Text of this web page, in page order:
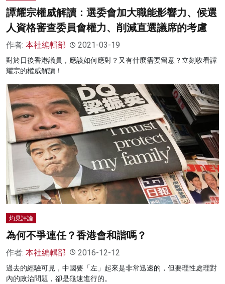
譚耀宗權威解讀：選委會加大職能影響力、候選
人資格審查委員會權力、削減直選議席的考慮
作者: 本社編輯部 2021-03-19
對於日後香港議員，應該如何應對？又有什麼需要留意？立刻收看譚
耀宗的權威解讀！
灼見評論
為何不爭連任？香港會和諧嗎？
作者: 本社編輯部 2016-12-12
過去的經驗可見，中國要「左」起來是非常迅速的，但要理性處理對
內的政治問題，卻是龜速進行的。